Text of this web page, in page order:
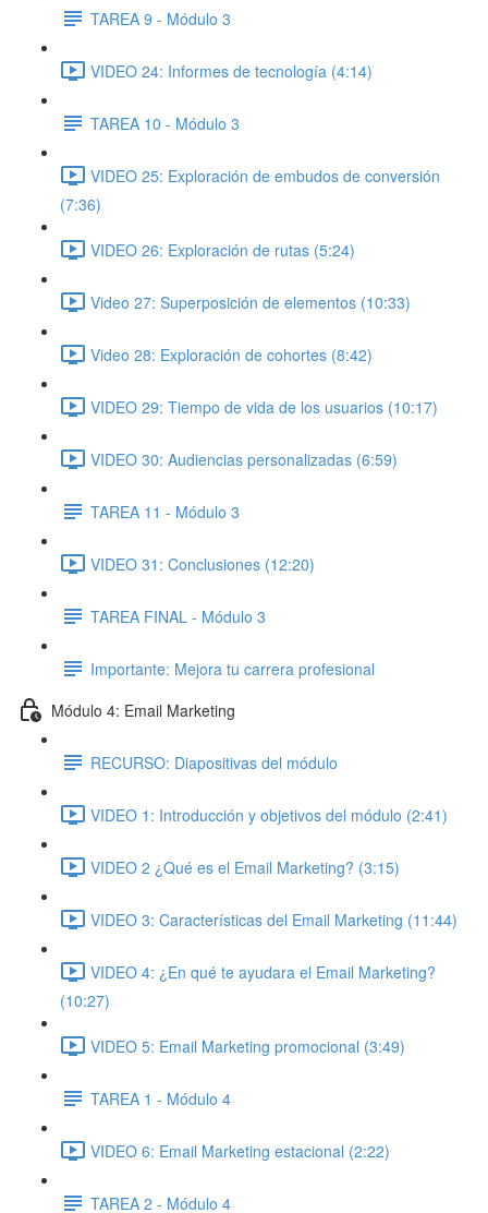
TAREA 9 - Módulo 3
VIDEO 24: Informes de tecnología (4:14)
TAREA 10 - Módulo 3
VIDEO 25: Exploración de embudos de conversión
(7:36)
VIDEO 26: Exploración de rutas (5:24)
Video 27: Superposición de elementos (10:33)
Video 28: Exploración de cohortes (8:42)
VIDEO 29: Tiempo de vida de los usuarios (10:17)
VIDEO 30: Audiencias personalizadas (6:59)
TAREA 11 - Módulo 3
VIDEO 31: Conclusiones (12:20)
TAREA FINAL - Módulo 3
Importante: Mejora tu carrera profesional
Módulo 4: Email Marketing
RECURSO: Diapositivas del módulo
VIDEO 1: Introducción y objetivos del módulo (2:41)
VIDEO 2 ¿Qué es el Email Marketing? (3:15)
VIDEO 3: Características del Email Marketing (11:44)
VIDEO 4: ¿En qué te ayudara el Email Marketing?
(10:27)
VIDEO 5: Email Marketing promocional (3:49)
TAREA 1 - Módulo 4
VIDEO 6: Email Marketing estacional (2:22)
TAREA 2 - Módulo 4